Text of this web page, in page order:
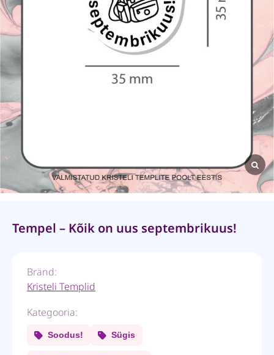
Tempel – Kõik on uus septembrikuus!
Bränd:
Kristeli Templid
Kategooria:
Soodus! Sügis